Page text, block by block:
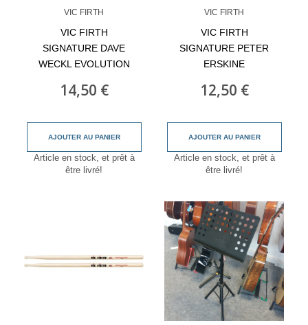
VIC FIRTH
VIC FIRTH
SIGNATURE DAVE
WECKL EVOLUTION
14,50 €
AJOUTER AU PANIER
Article en stock, et prêt à
être livré!
VIC FIRTH
VIC FIRTH
SIGNATURE PETER
ERSKINE
12,50 €
AJOUTER AU PANIER
Article en stock, et prêt à
être livré!